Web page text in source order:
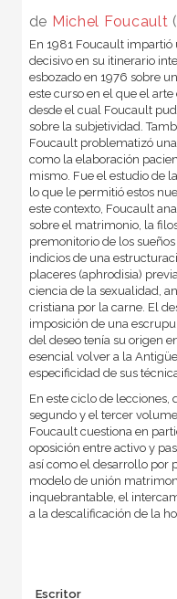
de Michel Foucault
En 1981 Foucault
decisivo en su itinerario
esbozado en 1976 sobre
este curso en el que el
desde el cual Foucault
sobre la subjetividad.
Foucault problematizó
como la elaboración
mismo. Fue el estudio de
lo que le permitió estos
este contexto, Foucault
sobre el matrimonio, la
premonitorio de los
indicios de una
placeres (aphrodisia)
ciencia de la sexualidad,
cristiana por la carne. El
imposición de una
del deseo tenía su origen
esencial volver a la
especificidad de sus
En este ciclo de
segundo y el tercer
Foucault cuestiona en
oposición entre activo y
así como el desarrollo por
modelo de unión
inquebrantable, el
a la descalificación de la
Escritor